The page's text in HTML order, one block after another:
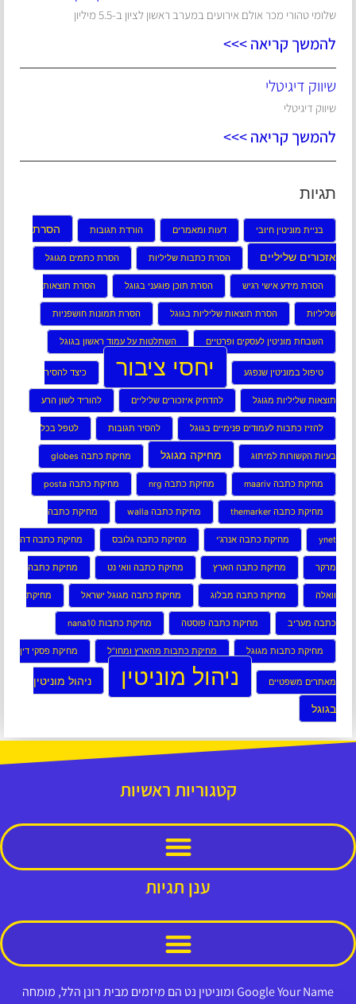
שלומי טהורי מכר אולם אירועים במערב ראשון לציון ב-5.5 מיליון
להמשך קריאה >>>
שיווק דיגיטלי
שיווק דיגיטלי
להמשך קריאה >>>
תגיות
בניית מוניטין חיובי דעות ומאמרים הורדת תגובות הסרת
אזכורים שליליים הסרת כתבות שליליות הסרת כתמים מגוגל
הסרת מידע אישי רגיש הסרת תוכן פוגעני בגוגל הסרת תוצאות
שליליות הסרת תוצאות שליליות בגוגל הסרת תמונות חושפניות
השבחת מוניטין לעסקים ופרטיים השתלטות על עמוד ראשון בגוגל
טיפול במוניטין שנפגע יחסי ציבור כיצד להסיר
תוצאות שליליות מגוגל להדחיק איזכורים שליליים להוריד לשון הרע
להזיז כתבות לעמודים פנימיים בגוגל להסיר תגובות לטפל בכל
בעיות הקשורות למיתוג מחיקה מגוגל מחיקת כתבה globes
מחיקת כתבה maariv מחיקת כתבה nrg מחיקת כתבה posta
מחיקת כתבה themarker מחיקת כתבה walla מחיקת כתבה
ynet מחיקת כתבה אנרג’י מחיקת כתבה גלובס מחיקת כתבה דה
מרקר מחיקת כתבה הארץ מחיקת כתבה וואי נט מחיקת כתבה
וואלה מחיקת כתבה מבלוג מחיקת כתבה מגוגל ישראל מחיקת
כתבה מעריב מחיקת כתבה פוסטה מחיקת כתבות nana10
מחיקת כתבות מגוגל מחיקת כתבות מהארץ ומחו”ל מחיקת פסקי דין
מאתרים משפטיים ניהול מוניטין ניהול מוניטין
בגוגל
קטגוריות ראשיות
ענן תגיות
Google Your Name ומוניטין נט הם מיזמים מבית רונן הלל, מומחה